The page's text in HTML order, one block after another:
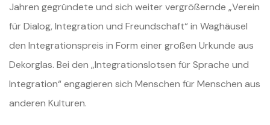
Jahren gegründete und sich weiter vergrößernde „Verein
für Dialog, Integration und Freundschaft“ in Waghäusel
den Integrationspreis in Form einer großen Urkunde aus
Dekorglas. Bei den „Integrationslotsen für Sprache und
Integration“ engagieren sich Menschen für Menschen aus
anderen Kulturen.